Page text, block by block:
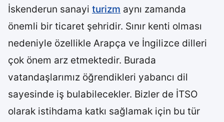
İskenderun sanayi turizm aynı zamanda
önemli bir ticaret şehridir. Sınır kenti olması
nedeniyle özellikle Arapça ve İngilizce dilleri
çok önem arz etmektedir. Burada
vatandaşlarımız öğrendikleri yabancı dil
sayesinde iş bulabilecekler. Bizler de İTSO
olarak istihdama katkı sağlamak için bu tür